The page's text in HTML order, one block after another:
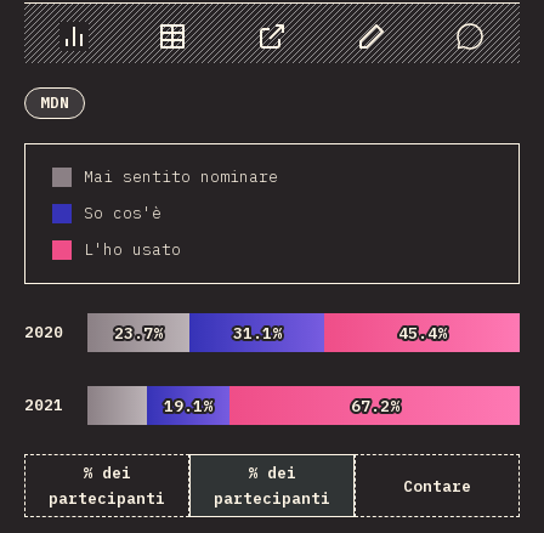
Grafico Dati CondividerePersonalizza i dati
Comments
MDN
Mai sentito nominare
So cos'è
L'ho usato
2020 23.7%
23.7% 31.1%
31.1% 45.4%
45.4%
2021 19.1%
19.1% 67.2%
67.2%
% dei
partecipanti
% dei
partecipanti
Contare